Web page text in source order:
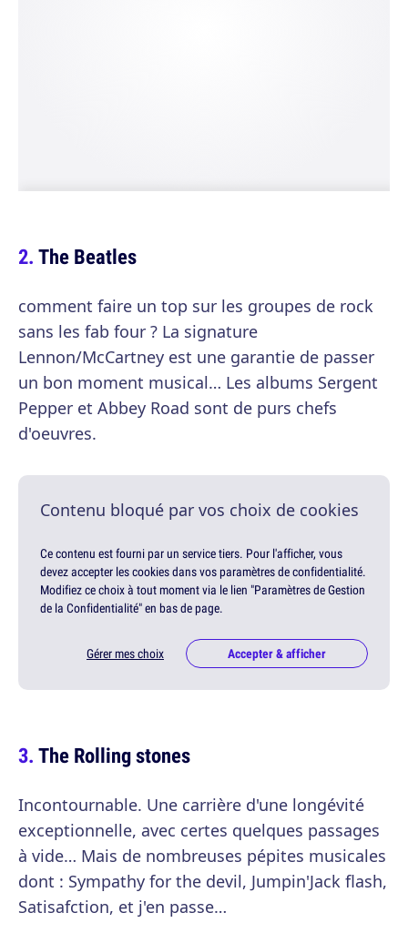
The Beatles
comment faire un top sur les groupes de rock
sans les fab four ? La signature
Lennon/McCartney est une garantie de passer
un bon moment musical… Les albums Sergent
Pepper et Abbey Road sont de purs chefs
d'oeuvres.
Contenu bloqué par vos choix de cookies
Ce contenu est fourni par un service tiers. Pour l'afficher, vous
devez accepter les cookies dans vos paramètres de confidentialité.
Modifiez ce choix à tout moment via le lien "Paramètres de Gestion
de la Confidentialité" en bas de page.
Gérer mes choix Accepter & afficher
The Rolling stones
Incontournable. Une carrière d'une longévité
exceptionnelle, avec certes quelques passages
à vide… Mais de nombreuses pépites musicales
dont : Sympathy for the devil, Jumpin'Jack flash,
Satisafction, et j'en passe…